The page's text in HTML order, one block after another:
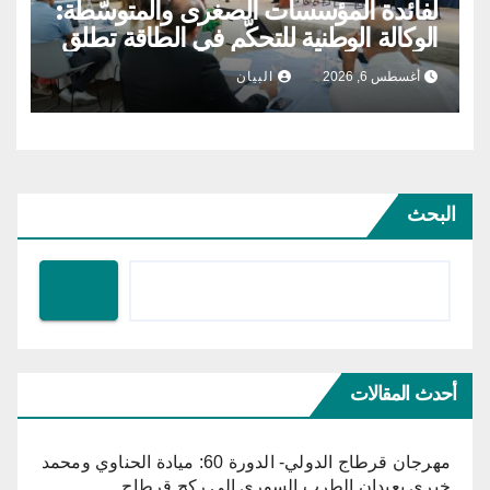
لفائدة المؤسسات الصغرى والمتوسّطة:
الوكالة الوطنية للتحكّم في الطاقة تطلق
مشروع الطاقة الشمسية الفولطاضوئية
أغسطس 6, 2026 البيان
البحث
أحدث المقالات
مهرجان قرطاج الدولي- الدورة 60: ميادة الحناوي ومحمد
خيري يعيدان الطرب السوري إلى ركح قرطاج